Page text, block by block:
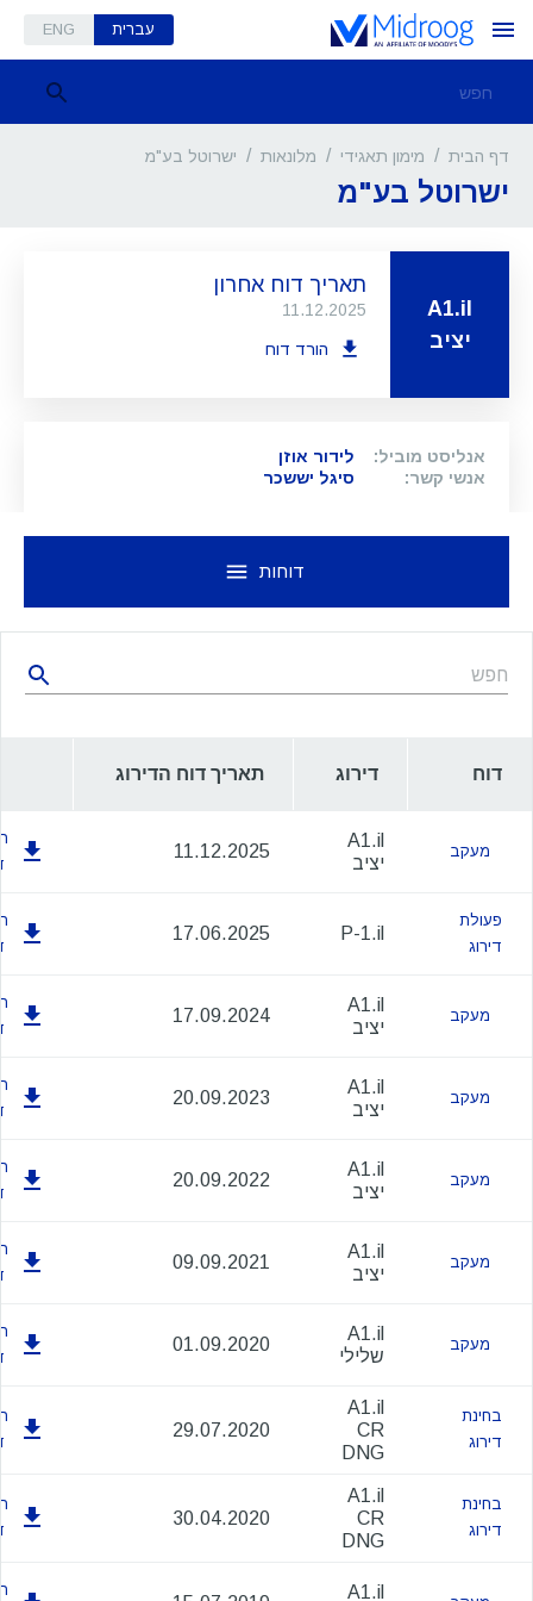
עברית ENG
דף הבית / מימון תאגידי / מלונאות / ישרוטל בע"מ
ישרוטל בע"מ
A1.il
יציב
תאריך דוח אחרון
11.12.2025
הורד דוח
אנליסט מוביל:
לידור אוזן
אנשי קשר: סיגל יששכר
דוחות
דוח דירוג תאריך דוח הדירוג
מעקב
A1.il
יציב
11.12.2025
פעולת
דירוג
P-1.il
17.06.2025
מעקב
A1.il
יציב
17.09.2024
מעקב
A1.il
יציב
20.09.2023
מעקב
A1.il
יציב
20.09.2022
מעקב
A1.il
יציב
09.09.2021
מעקב
A1.il
שלילי
01.09.2020
בחינת
דירוג
A1.il
CR
DNG
29.07.2020
בחינת
דירוג
A1.il
CR
DNG
30.04.2020
A1.il